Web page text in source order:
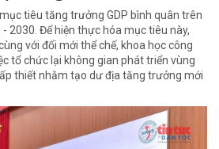
tiêu tăng trưởng GDP bình quân trên
2030. Để hiện thực hóa mục tiêu này,
với đổi mới thể chế, khoa học công
tổ chức lại không gian phát triển vùng
thiết nhằm tạo dư địa tăng trưởng mới